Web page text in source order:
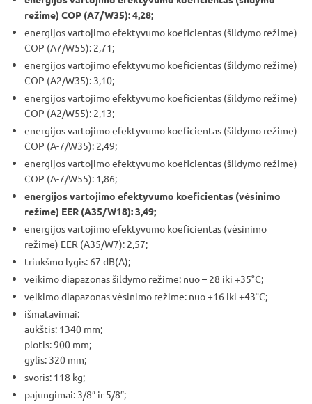
režime) COP (A7/W35): 4,28;
energijos vartojimo efektyvumo koeficientas (šildymo režime)
COP (A7/W55): 2,71;
energijos vartojimo efektyvumo koeficientas (šildymo režime)
COP (A2/W35): 3,10;
energijos vartojimo efektyvumo koeficientas (šildymo režime)
COP (A2/W55): 2,13;
energijos vartojimo efektyvumo koeficientas (šildymo režime)
COP (A-7/W35): 2,49;
energijos vartojimo efektyvumo koeficientas (šildymo režime)
COP (A-7/W55): 1,86;
energijos vartojimo efektyvumo koeficientas (vėsinimo
režime) EER (A35/W18): 3,49;
energijos vartojimo efektyvumo koeficientas (vėsinimo
režime) EER (A35/W7): 2,57;
triukšmo lygis: 67 dB(A);
veikimo diapazonas šildymo režime: nuo – 28 iki +35°C;
veikimo diapazonas vėsinimo režime: nuo +16 iki +43°C;
išmatavimai:
aukštis: 1340 mm;
plotis: 900 mm;
gylis: 320 mm;
svoris: 118 kg;
pajungimai: 3/8″ ir 5/8″;